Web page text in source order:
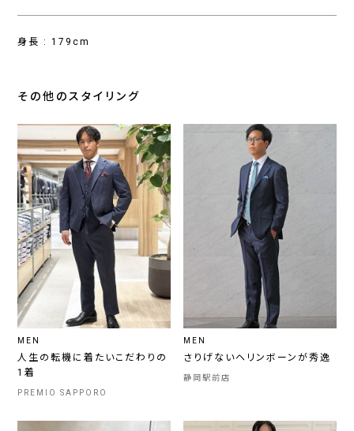
身長 : 179cm
その他のスタイリング
MEN
人生の転機に着たいこだわりの
1着
PREMIO SAPPORO
MEN
さりげないヘリンボーンが秀逸
静岡駅前店